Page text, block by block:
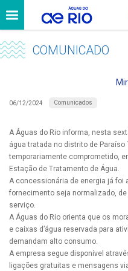
COMUNICADO
06/12/2024 Comunicados
A Águas do Rio informa, nesta
água tratada no distrito de Paraíso
temporariamente comprometido,
Estação de Tratamento de Água.
A concessionária de energia já foi
fornecimento seja normalizado,
serviço.
A Águas do Rio orienta que os
e caixas d’água reservada para
demandam alto consumo.
A empresa segue disponível
ligações gratuitas e mensagens